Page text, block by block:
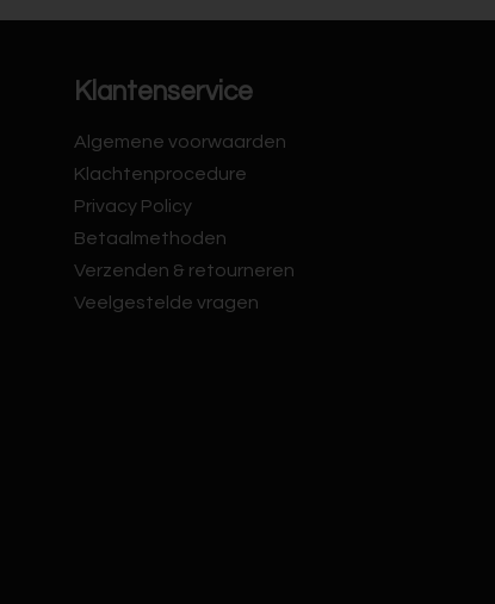
Klantenservice
Algemene voorwaarden
Klachtenprocedure
Privacy Policy
Betaalmethoden
Verzenden & retourneren
Veelgestelde vragen